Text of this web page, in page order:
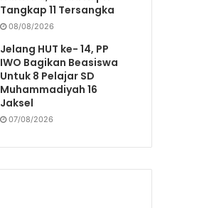
Tangkap 11 Tersangka
08/08/2026
Jelang HUT ke- 14, PP
IWO Bagikan Beasiswa
Untuk 8 Pelajar SD
Muhammadiyah 16
Jaksel
07/08/2026